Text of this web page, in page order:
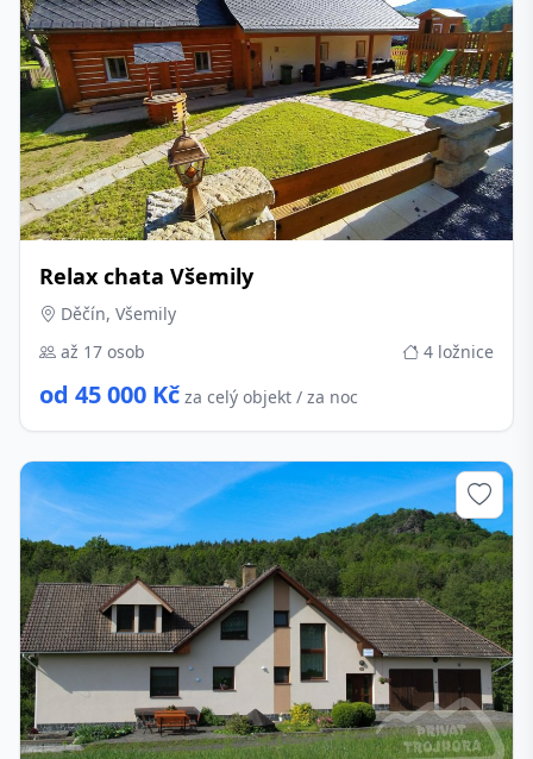
Relax chata Všemily
Děčín, Všemily
až 17 osob
4 ložnice
od 45 000 Kč za celý objekt / za noc